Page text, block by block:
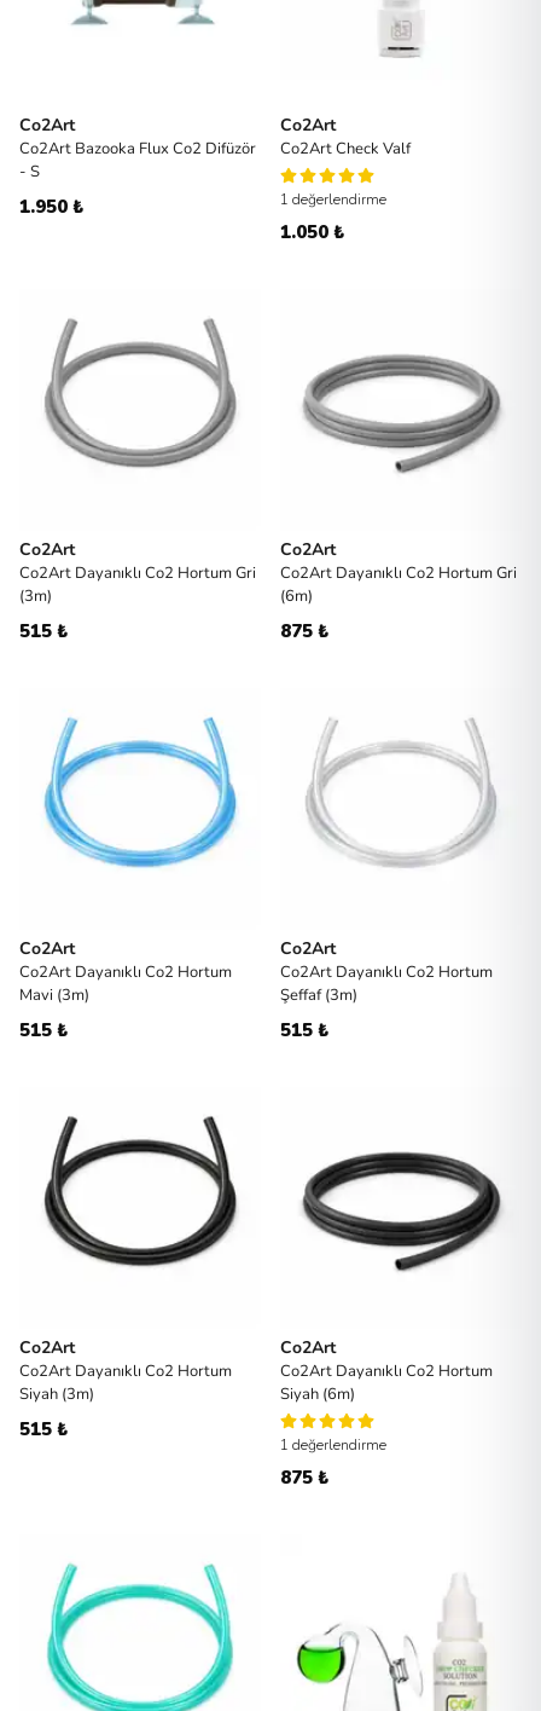
Co2Art
Co2Art Bazooka Flux Co2 Difüzör
- S
1.950 ₺
Co2Art
Co2Art Check Valf
1 değerlendirme
1.050 ₺
Co2Art
Co2Art Dayanıklı Co2 Hortum Gri
(3m)
515 ₺
Co2Art
Co2Art Dayanıklı Co2 Hortum Gri
(6m)
875 ₺
Co2Art
Co2Art Dayanıklı Co2 Hortum
Mavi (3m)
515 ₺
Co2Art
Co2Art Dayanıklı Co2 Hortum
Şeffaf (3m)
515 ₺
Co2Art
Co2Art Dayanıklı Co2 Hortum
Siyah (3m)
515 ₺
Co2Art
Co2Art Dayanıklı Co2 Hortum
Siyah (6m)
1 değerlendirme
875 ₺